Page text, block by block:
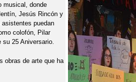
PROGRAMA DE CONVIVENCIA
ORTOGRAFÍA POR LAS CALLES DE
EL IES "AIRÉN" SE
FELIZ NAVIDAD Y PRÓSPERO AÑO
musical, donde
Jesús Rincón y
puedan
colofón, Pilar
25 Aniversario.
obras de arte que ha